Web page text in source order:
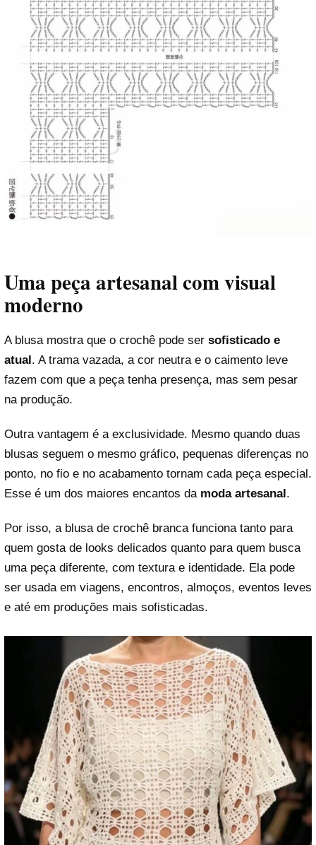
Uma peça artesanal com visual
moderno
A blusa mostra que o crochê pode ser sofisticado e
atual. A trama vazada, a cor neutra e o caimento leve
fazem com que a peça tenha presença, mas sem pesar
na produção.
Outra vantagem é a exclusividade. Mesmo quando duas
blusas seguem o mesmo gráfico, pequenas diferenças no
ponto, no fio e no acabamento tornam cada peça especial.
Esse é um dos maiores encantos da moda artesanal.
Por isso, a blusa de crochê branca funciona tanto para
quem gosta de looks delicados quanto para quem busca
uma peça diferente, com textura e identidade. Ela pode
ser usada em viagens, encontros, almoços, eventos leves
e até em produções mais sofisticadas.